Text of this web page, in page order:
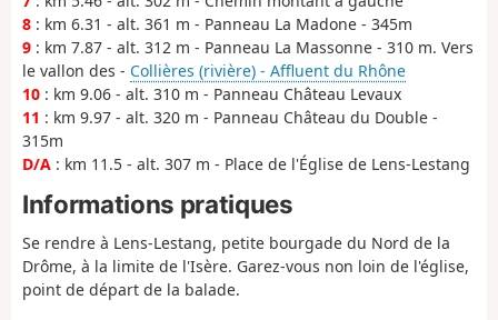
8 : km 6.31 - alt. 361 m - Panneau La Madone - 345m
9 : km 7.87 - alt. 312 m - Panneau La Massonne - 310 m. Vers
le vallon des - Collières (rivière) - Affluent du Rhône
10 : km 9.06 - alt. 310 m - Panneau Château Levaux
11 : km 9.97 - alt. 320 m - Panneau Château du Double -
315m
D/A : km 11.5 - alt. 307 m - Place de l'Église de Lens-Lestang
Informations pratiques
Se rendre à Lens-Lestang, petite bourgade du Nord de la
Drôme, à la limite de l'Isère. Garez-vous non loin de l'église,
point de départ de la balade.